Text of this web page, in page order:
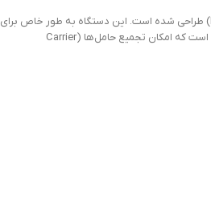
رادیو وایرلس میکروتیک یک دستگاه شبکه میکروتیک است که برای اتصال به اینترنت از طریق شبکه تلفن همراه (LTE) طراحی شده است. این دستگاه به طور خاص برای
مکان‌هایی که دسترسی به اینترنت کابلی یا Wi-Fi محدود است، مناسب می‌باشد. این دستگاه دارای یک مودم LTE Cat6 است که امکان تجمیع حامل‌ها (Carrier